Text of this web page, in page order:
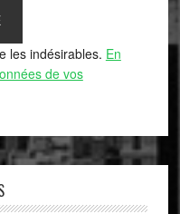
les indésirables. En
de vos